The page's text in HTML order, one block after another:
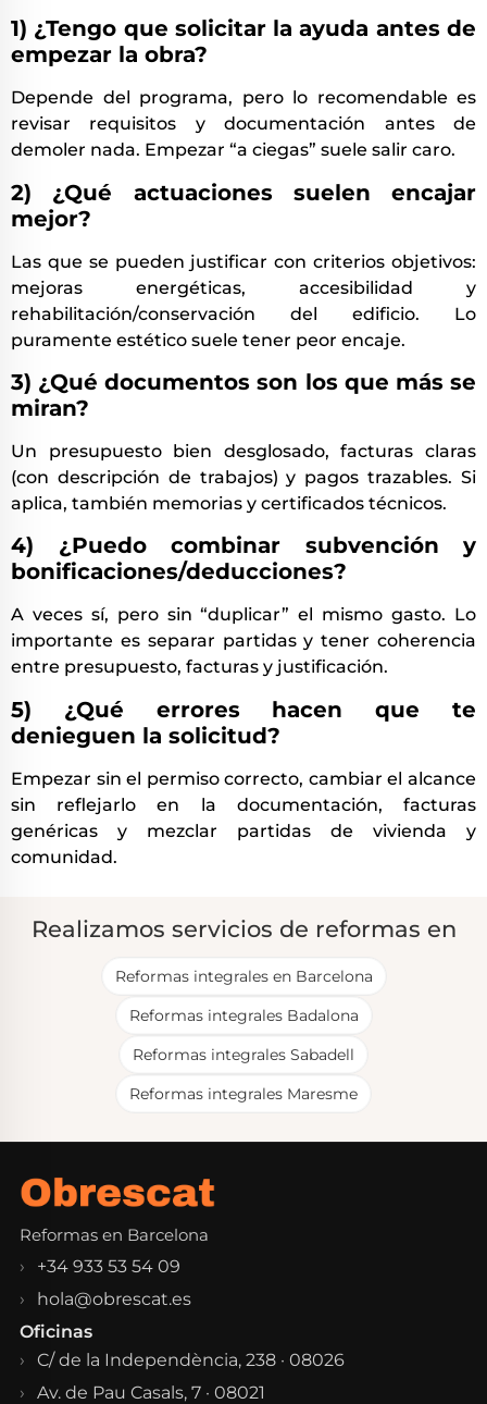
1) ¿Tengo que solicitar la ayuda antes de
empezar la obra?
Depende del programa, pero lo recomendable es
revisar requisitos y documentación antes de
demoler nada. Empezar “a ciegas” suele salir caro.
2) ¿Qué actuaciones suelen encajar
mejor?
Las que se pueden justificar con criterios objetivos:
mejoras energéticas, accesibilidad y
rehabilitación/conservación del edificio. Lo
puramente estético suele tener peor encaje.
3) ¿Qué documentos son los que más se
miran?
Un presupuesto bien desglosado, facturas claras
(con descripción de trabajos) y pagos trazables. Si
aplica, también memorias y certificados técnicos.
4) ¿Puedo combinar subvención y
bonificaciones/deducciones?
A veces sí, pero sin “duplicar” el mismo gasto. Lo
importante es separar partidas y tener coherencia
entre presupuesto, facturas y justificación.
5) ¿Qué errores hacen que te
denieguen la solicitud?
Empezar sin el permiso correcto, cambiar el alcance
sin reflejarlo en la documentación, facturas
genéricas y mezclar partidas de vivienda y
comunidad.
Realizamos servicios de reformas en
Reformas integrales en Barcelona
Reformas integrales Badalona
Reformas integrales Sabadell
Reformas integrales Maresme
Reformas en Barcelona
+34 933 53 54 09
hola@obrescat.es
Oficinas
C/ de la Independència, 238 · 08026
Av. de Pau Casals, 7 · 08021